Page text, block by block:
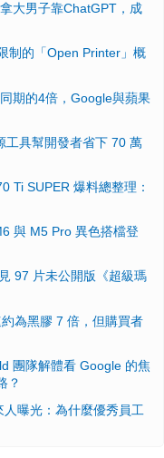
大男子靠ChatGPT，成
制的「Open Printer」概
期的4倍，Google與蘋果
工具幫開發者省下 70 萬
Ti SUPER 爆料總整理：
與 M5 Pro 異色搭檔登
97 片未公開版《超級瑪
為黑膠 7 倍，但購買者
團隊解體看 Google 的焦
？
曝光：為什麼優秀員工